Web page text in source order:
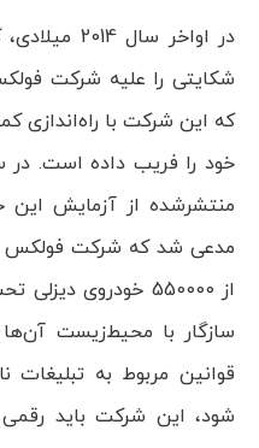
در اواخر
شکایتی را علیه شرکت
که این شرکت با راه‌اندازی
مدعی شد که شرکت فولکس
از 550000 خودروی
سازگار با محیط‌زیست
قوانین مربوط به تبلیغات